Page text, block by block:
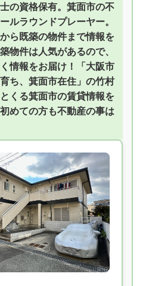
の資格保有。箕面市の不
ルラウンドプレーヤー。
ら既築の物件まで情報を
物件は人気があるので、
情報をお届け！「大阪市
ち、箕面市在住」の竹村
くる箕面市の賃貸情報を
めての方も不動産の事は